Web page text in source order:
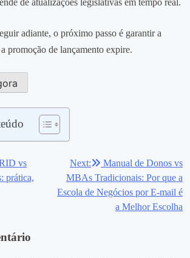
adiante, o próximo passo é garantir a
promoção de lançamento expire.
vs
prática,
Next:
Manual de Donos vs
MBAs Tradicionais: Por que a
Escola de Negócios por E‑mail é
a Melhor Escolha